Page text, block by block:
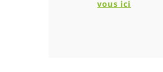
vous ici